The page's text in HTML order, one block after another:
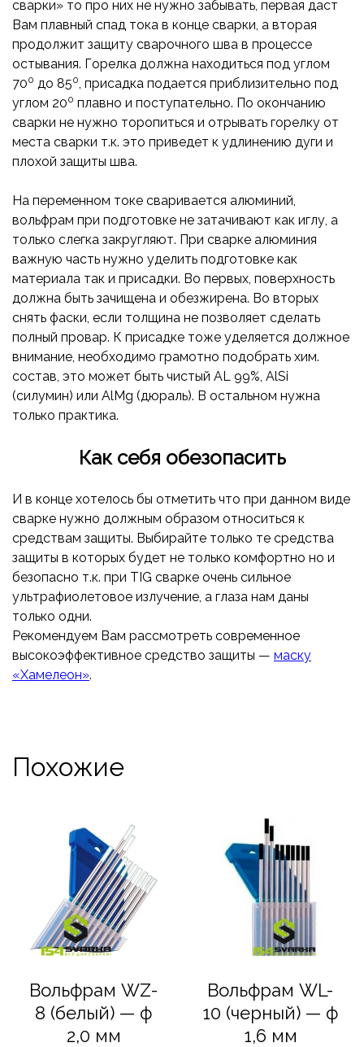
сварки» то про них не нужно забывать, первая даст
Вам плавный спад тока в конце сварки, а вторая
продолжит защиту сварочного шва в процессе
остывания. Горелка должна находиться под углом
700 до 850, присадка подается приблизительно под
углом 200 плавно и поступательно. По окончанию
сварки не нужно торопиться и отрывать горелку от
места сварки т.к. это приведет к удлинению дуги и
плохой защиты шва.
На переменном токе сваривается алюминий,
вольфрам при подготовке не затачивают как иглу, а
только слегка закругляют. При сварке алюминия
важную часть нужно уделить подготовке как
материала так и присадки. Во первых, поверхность
должна быть зачищена и обезжирена. Во вторых
снять фаски, если толщина не позволяет сделать
полный провар. К присадке тоже уделяется должное
внимание, необходимо грамотно подобрать хим.
состав, это может быть чистый АL 99%, AlSi
(силумин) или AlMg (дюраль). В остальном нужна
только практика.
Как себя обезопасить
И в конце хотелось бы отметить что при данном виде
сварке нужно должным образом относиться к
средствам защиты. Выбирайте только те средства
защиты в которых будет не только комфортно но и
безопасно т.к. при TIG сварке очень сильное
ультрафиолетовое излучение, а глаза нам даны
только одни.
Рекомендуем Вам рассмотреть современное
высокоэффективное средство защиты — маску
«Хамелеон».
Похожие
Вольфрам WZ-
8 (белый) — ф
2,0 мм
Вольфрам WL-
10 (черный) — ф
1,6 мм